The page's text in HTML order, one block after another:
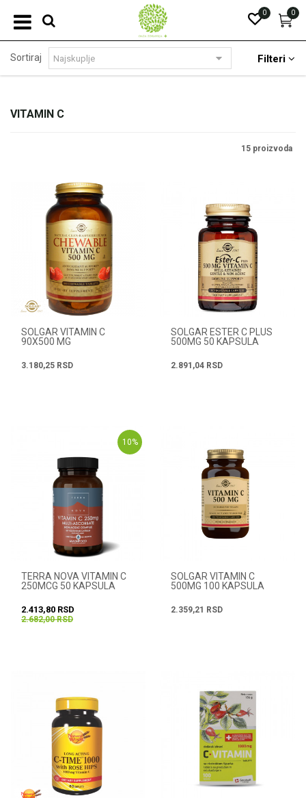
0
0
VITAMIN C
Sortiraj Filteri
15 proizvoda
SOLGAR VITAMIN C
90X500 MG
3.180,25 RSD
SOLGAR ESTER C PLUS
500MG 50 KAPSULA
2.891,04 RSD
10%
TERRA NOVA VITAMIN C
250MCG 50 KAPSULA
2.413,80 RSD
2.682,00RSD
SOLGAR VITAMIN C
500MG 100 KAPSULA
2.359,21 RSD